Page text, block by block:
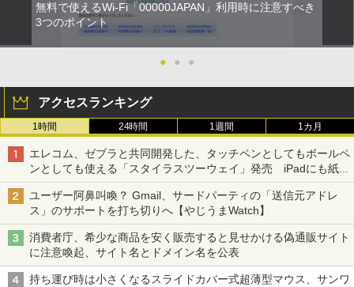
無料で使えるWi-Fi「00000JAPAN」利用時に注意すべき
3つのポイント
● ● ●
アクセスランキング
1時間 24時間 1週間 1カ月
エレコム、ゼブラと共同開発した、タッチペンとしてもボールペ
ンとしても使える「スタイラスツーウェイ」発売 iPadにも紙に
も、持ち替えずに書き込める
ユーザー阿鼻叫喚？ Gmail、サードパーティの「送信元アドレ
ス」のサポートを打ち切りへ【やじうまWatch】
消費者庁、希少な商品を安く販売すると見せかける偽通販サイト
に注意喚起、サイト名とドメイン名を公表
持ち運び時は小さくなるスライドカバー式超薄型マウス、サンワ